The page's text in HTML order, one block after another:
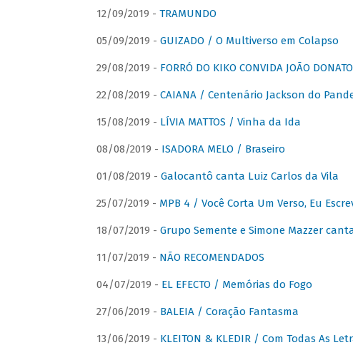
12/09/2019 - TRAMUNDO
05/09/2019 - GUIZADO / O Multiverso em Colapso
29/08/2019 - FORRÓ DO KIKO CONVIDA JOÃO
22/08/2019 - CAIANA / Centenário Jackson do
15/08/2019 - LÍVIA MATTOS / Vinha da Ida
08/08/2019 - ISADORA MELO / Braseiro
01/08/2019 - Galocantô canta Luiz Carlos da Vila
25/07/2019 - MPB 4 / Você Corta Um Verso, Eu
18/07/2019 - Grupo Semente e Simone Mazzer
11/07/2019 - NÃO RECOMENDADOS
04/07/2019 - EL EFECTO / Memórias do Fogo
27/06/2019 - BALEIA / Coração Fantasma
13/06/2019 - KLEITON & KLEDIR / Com Todas As